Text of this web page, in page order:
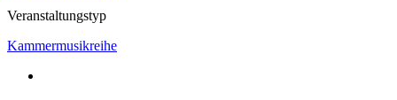
Veranstaltungstyp
Kammermusikreihe